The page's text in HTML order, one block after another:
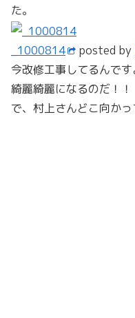
た。
_1000814 posted by
今改修工事してるんで
綺麗綺麗になるのだ！！
で、村上さんどこ向か